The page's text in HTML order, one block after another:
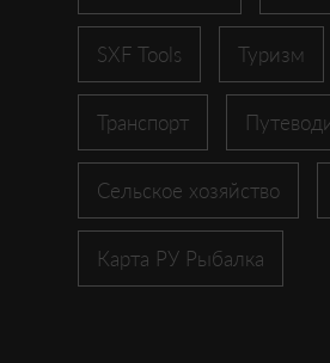
SXF Tools Туризм
Транспорт
Сельское хозяйство
Карта РУ Рыбалка